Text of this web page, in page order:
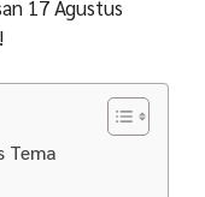
17 Agustus
Tema